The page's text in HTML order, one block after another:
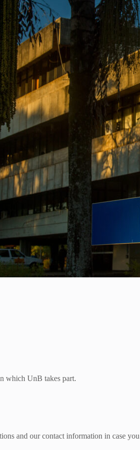
which UnB takes part.
and our contact information in case